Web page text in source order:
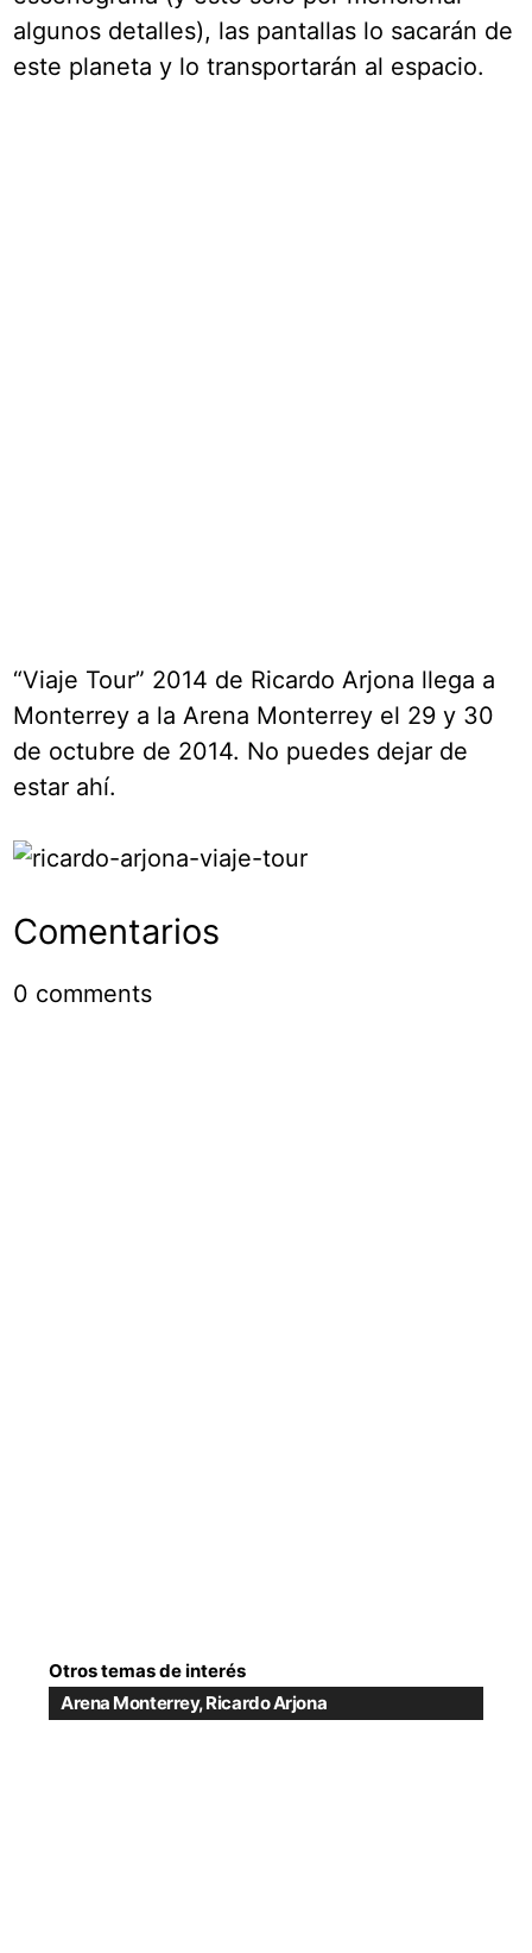
algunos detalles), las pantallas lo sacarán de
este planeta y lo transportarán al espacio.
“Viaje Tour” 2014 de Ricardo Arjona llega a
Monterrey a la Arena Monterrey el 29 y 30
de octubre de 2014. No puedes dejar de
estar ahí.
Comentarios
0 comments
Otros temas de interés
Arena Monterrey,Ricardo Arjona